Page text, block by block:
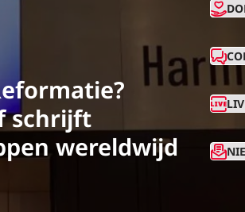
schrijft
wereldwijd